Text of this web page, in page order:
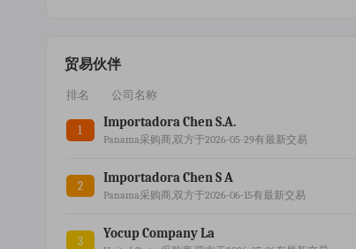
贸易伙伴
排名 公司名称
1
Importadora Chen S.a.
Panama采购商,双方于2026-05-29有最新交易
2
Importadora Chen S A
Panama采购商,双方于2026-06-15有最新交易
3
Yocup Company La